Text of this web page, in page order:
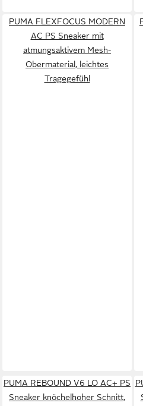
PUMA FLEXFOCUS MODERN
AC PS Sneaker mit
atmungsaktivem Mesh-
Obermaterial, leichtes
Tragegefühl
PUMA REBOUND V6 LO AC+ PS
Sneaker knöchelhoher Schnitt,